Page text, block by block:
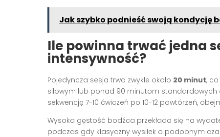
Jak szybko podnieść swoją kondycję
Ile powinna trwać jedna
intensywność?
Pojedyncza sesja trwa zwykle około 20 minut,
siłowym lub ponad 90 minutom
sekwencję 7-10 ćwiczeń po 10-12 powtórzeń,
Wysoka gęstość bodźca przekłada się na
podczas gdy klasyczny wysiłek o podobnym